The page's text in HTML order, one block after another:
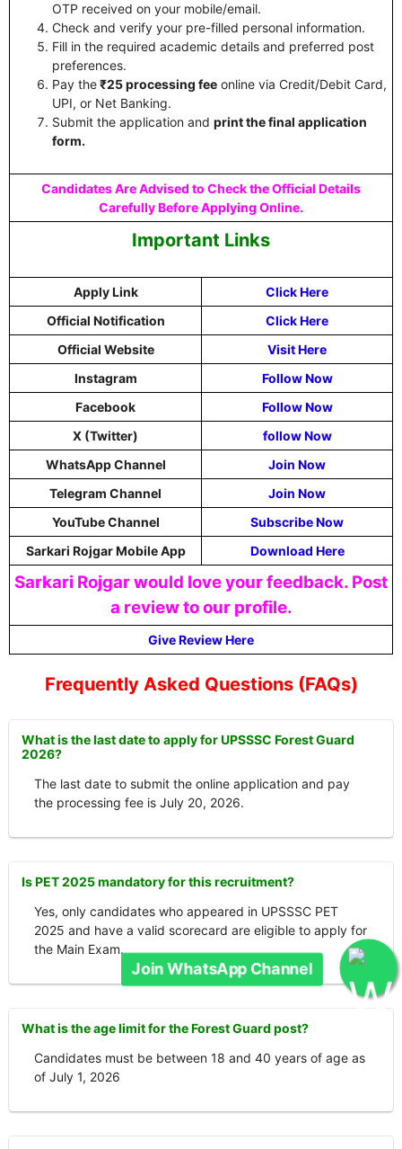
OTP received on your mobile/email.
Check and verify your pre-filled personal information.
Fill in the required academic details and preferred post
preferences.
Pay the₹25 processing fee online via Credit/Debit Card,
UPI, or Net Banking.
Submit the application and print the final application
form.
Candidates Are Advised to Check the Official Details
Carefully Before Applying Online.
Important Links
Apply Link
Click Here
Official Notification
Click Here
Official Website
Visit Here
Instagram
Follow Now
Facebook
Follow Now
X (Twitter)
follow Now
WhatsApp Channel
Join Now
Telegram Channel
Join Now
YouTube Channel
Subscribe Now
Sarkari Rojgar Mobile App
Download Here
Sarkari Rojgar would love your feedback. Post
a review to our profile.
Give Review Here
Frequently Asked Questions (FAQs)
What is the last date to apply for UPSSSC Forest Guard
2026?
The last date to submit the online application and pay
the processing fee is July 20, 2026.
Is PET 2025 mandatory for this recruitment?
Yes, only candidates who appeared in UPSSSC PET
2025 and have a valid scorecard are eligible to apply for
the Main Exam.
What is the age limit for the Forest Guard post?
Candidates must be between 18 and 40 years of age as
of July 1, 2026
Join WhatsApp Channel